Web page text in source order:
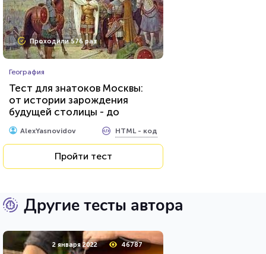
Проходили 576 раз
География
Тест для знатоков Москвы:
от истории зарождения
будущей столицы - до
присвоения звания «Город-
герой»
AlexYasnovidov HTML - код
Пройти тест
Другие тесты автора
2 января 2022 46787